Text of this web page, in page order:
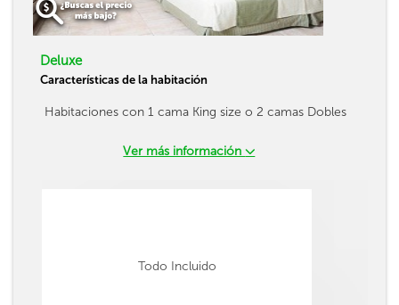
Deluxe
Características de la habitación
Habitaciones con 1 cama King size o 2 camas Dobles
Ver más información
Todo Incluido